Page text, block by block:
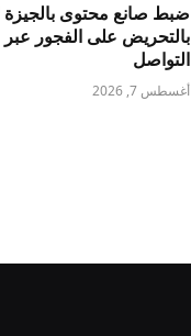
ضبط صانع محتوى بالجيزة
بالتحريض على الفجور عبر
التواصل
أغسطس 7, 2026